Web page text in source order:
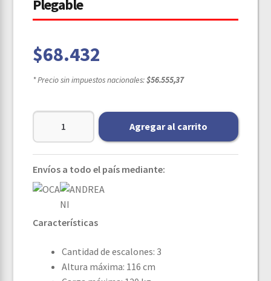
Plegable
$68.432
* Precio sin impuestos nacionales:$56.555,37
Agregar al carrito
Envíos a todo el país mediante:
Características
Cantidad de escalones: 3
Altura máxima: 116 cm